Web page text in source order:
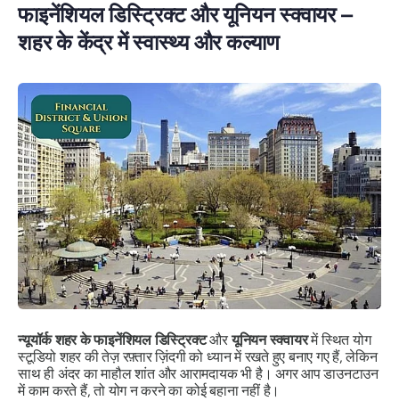
फाइनेंशियल डिस्ट्रिक्ट और यूनियन स्क्वायर –
शहर के केंद्र में स्वास्थ्य और कल्याण
न्यूयॉर्क शहर के फाइनेंशियल डिस्ट्रिक्टऔरयूनियन स्क्वायरमें स्थित योग
स्टूडियो शहर की तेज़ रफ़्तार ज़िंदगी को ध्यान में रखते हुए बनाए गए हैं, लेकिन
साथ ही अंदर का माहौल शांत और आरामदायक भी है। अगर आप डाउनटाउन
में काम करते हैं, तो योग न करने का कोई बहाना नहीं है।